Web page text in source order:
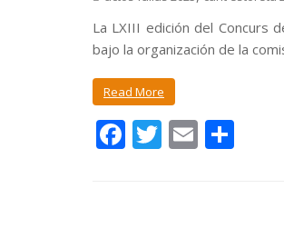
La LXIII edición del Concurs
bajo la organización de la
Read More
F T E